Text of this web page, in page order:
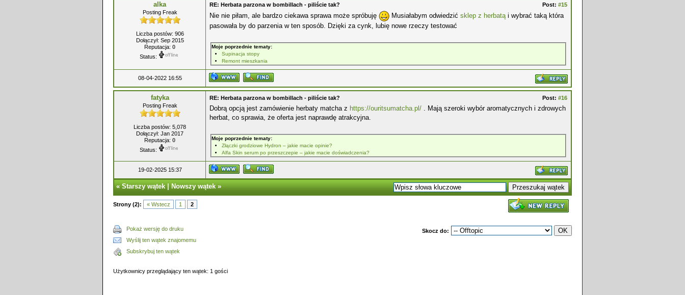
alka
Posting Freak
Liczba postów: 906
Dołączył: Sep 2015
Reputacja: 0
Status:
Post: #15
RE: Herbata parzona w bombillach - piliście tak?
Nie nie piłam, ale bardzo ciekawa sprawa może spróbuję Musiałabym odwiedzić sklep z herbatą i wybrać taką która
pasowała by do parzenia w ten sposób. Dzięki za cynk, lubię nowe rzeczy testować
Moje poprzednie tematy:
Supinacja stopy
Remont mieszkania
08-04-2022 16:55
fatyka
Posting Freak
Liczba postów: 5,078
Dołączył: Jan 2017
Reputacja: 0
Status:
Post: #16
RE: Herbata parzona w bombillach - piliście tak?
Dobrą opcją jest zamówienie herbaty matcha z https://ouritsumatcha.pl/ . Mają szeroki wybór aromatycznych i zdrowych
herbat, co sprawia, że oferta jest naprawdę atrakcyjna.
Moje poprzednie tematy:
Złączki grodziowe Hydron – jakie macie opinie?
Alfa Skin serum po przeszczepie – jakie macie doświadczenia?
19-02-2025 15:37
«Starszy wątek|Nowszy wątek»
Strony (2): « Wstecz 1 2
Pokaż wersję do druku
Wyślij ten wątek znajomemu
Subskrybuj ten wątek
Skocz do:
Użytkownicy przeglądający ten wątek: 1 gości